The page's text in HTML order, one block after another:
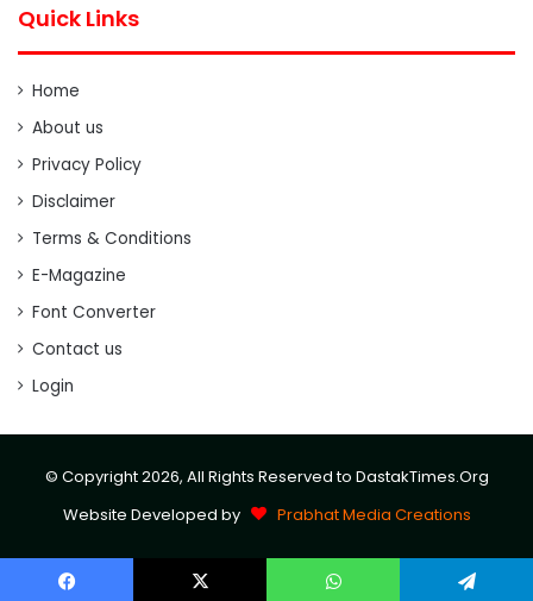
Quick Links
Home
About us
Privacy Policy
Disclaimer
Terms & Conditions
E-Magazine
Font Converter
Contact us
Login
© Copyright 2026, All Rights Reserved to DastakTimes.Org
Website Developed by
Prabhat Media Creations